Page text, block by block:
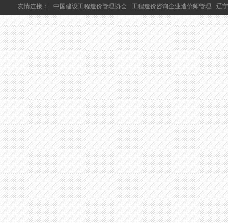
友情连接： 中国建设工程造价管理协会 工程造价咨询企业造价师管理 辽